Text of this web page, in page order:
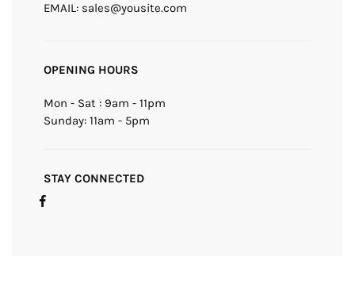
EMAIL: sales@yousite.com
OPENING HOURS
Mon - Sat : 9am - 11pm
Sunday: 11am - 5pm
STAY CONNECTED
Facebook